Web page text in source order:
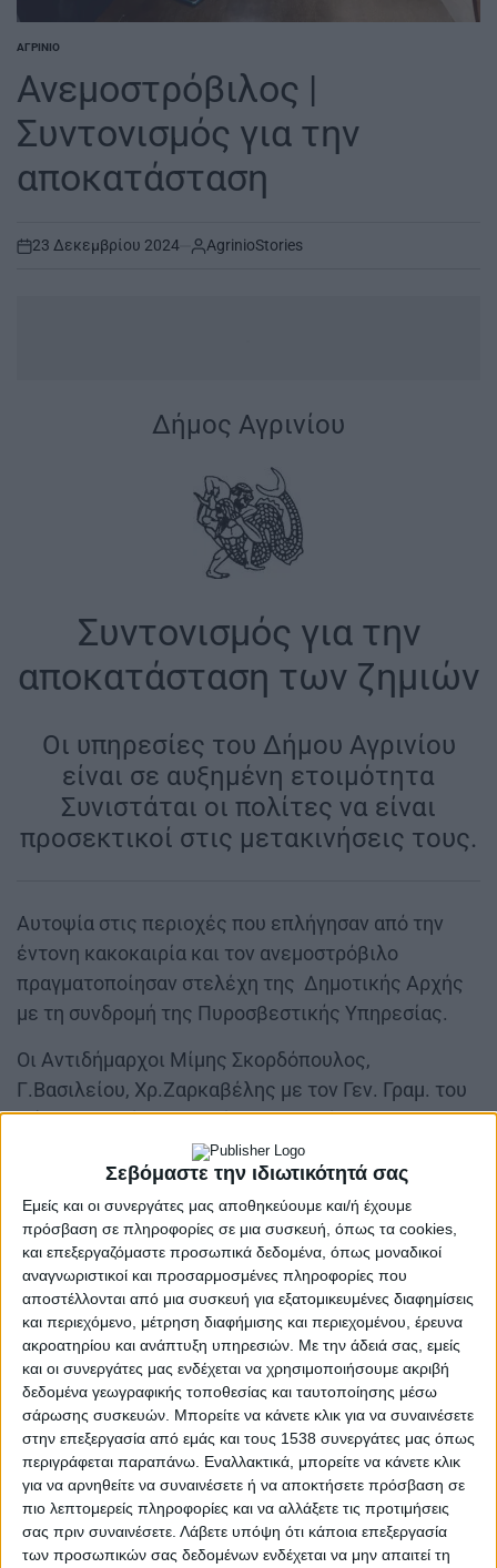
Σεβόμαστε την ιδιωτικότητά σας
Εμείς και οι συνεργάτες μας αποθηκεύουμε και/ή έχουμε
πρόσβαση σε πληροφορίες σε μια συσκευή, όπως τα cookies,
και επεξεργαζόμαστε προσωπικά δεδομένα, όπως μοναδικοί
αναγνωριστικοί και προσαρμοσμένες πληροφορίες που
αποστέλλονται από μια συσκευή για εξατομικευμένες διαφημίσεις
και περιεχόμενο, μέτρηση διαφήμισης και περιεχομένου, έρευνα
ακροατηρίου και ανάπτυξη υπηρεσιών. Με την άδειά σας, εμείς
και οι συνεργάτες μας ενδέχεται να χρησιμοποιήσουμε ακριβή
δεδομένα γεωγραφικής τοποθεσίας και ταυτοποίησης μέσω
σάρωσης συσκευών. Μπορείτε να κάνετε κλικ για να συναινέσετε
στην επεξεργασία από εμάς και τους 1538 συνεργάτες μας όπως
περιγράφεται παραπάνω. Εναλλακτικά, μπορείτε να κάνετε κλικ
για να αρνηθείτε να συναινέσετε ή να αποκτήσετε πρόσβαση σε
πιο λεπτομερείς πληροφορίες και να αλλάξετε τις προτιμήσεις
σας πριν συναινέσετε. Λάβετε υπόψη ότι κάποια επεξεργασία
των προσωπικών σας δεδομένων ενδέχεται να μην απαιτεί τη
POSTED
ΑΓΡΊΝΙΟ
Ανεμοστρόβιλος |
Συντονισμός για την
αποκατάσταση
on
23 Δεκεμβρίου 2024 AgrinioStories
Δήμος Αγρινίου
Συντονισμός για την
αποκατάσταση των ζημιών
Οι υπηρεσίες του Δήμου Αγρινίου
είναι σε αυξημένη ετοιμότητα
Συνιστάται οι πολίτες να είναι
προσεκτικοί στις μετακινήσεις τους.
Αυτοψία στις περιοχές που επλήγησαν από την
έντονη κακοκαιρία και τον ανεμοστρόβιλο
πραγματοποίησαν στελέχη της Δημοτικής Αρχής
με τη συνδρομή της Πυροσβεστικής Υπηρεσίας.
Οι Αντιδήμαρχοι Μίμης Σκορδόπουλος,
Γ.Βασιλείου, Χρ.Ζαρκαβέλης με τον Γεν. Γραμ. του
Δήμου Αγρινίου Δ. Τζιώλη συντονίζουν τα
συνεργεία και προγραμματίζουν την αποκατάσταση
των ζημιών.
Συγκεκριμένα επισκέφθηκαν το ΔΑΚ και την
ευρύτερη περιοχή του Δοκιμίου, τον Άγιο
Κωνσταντίνο, όπου εντοπίστηκαν μεγάλης
κλίμακας προβλήματα από τις πτώσεις δένδρων.
Ιδιαίτερα, στο 2οΔημοτικό Σχολείο υπήρξαν
προβλήματα στη στέγη.